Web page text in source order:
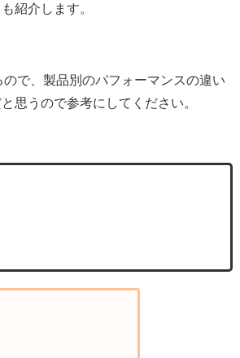
紹介します。
で、製品別のパフォーマンスの違い
思うので参考にしてください。